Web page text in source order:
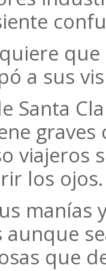
a sus
Santa
graves
viajeros
los ojos.
manías
que